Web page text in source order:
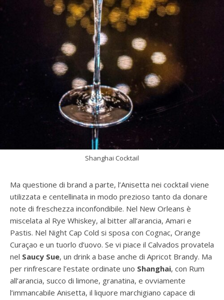
Shanghai Cocktail
Ma questione di brand a parte, l’Anisetta nei cocktail viene
utilizzata e centellinata in modo prezioso tanto da donare
note di freschezza inconfondibile. Nel New Orleans è
miscelata al Rye Whiskey, al bitter all’arancia, Amari e
Pastis. Nel Night Cap Cold si sposa con Cognac, Orange
Curaçao e un tuorlo d’uovo. Se vi piace il Calvados provatela
nel Saucy Sue, un drink a base anche di Apricot Brandy. Ma
per rinfrescare l’estate ordinate uno Shanghai, con Rum
all’arancia, succo di limone, granatina, e ovviamente
l’immancabile Anisetta, il liquore marchigiano capace di